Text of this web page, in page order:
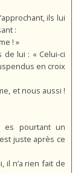
ils lui
:
! »
de lui : « Celui-ci
en croix
et nous aussi !
pourtant un
juste après ce
il n’a rien fait de